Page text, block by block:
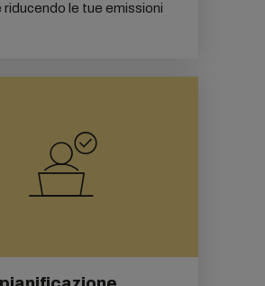
riducendo le tue emissioni